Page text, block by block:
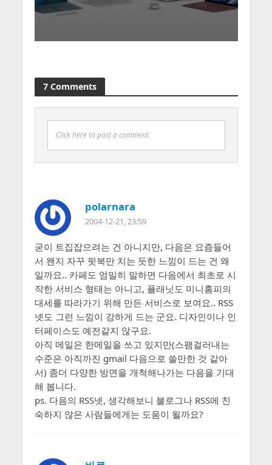
7 Comments
Click here to post a comment
polarnara
2004-12-21, 23:59
굳이 트집잡으려는 건 아니지만, 다음은 요즘들어
서 왠지 자꾸 뒷북만 치는 듯한 느낌이 드는 건 왜
일까요.. 카페도 엄밀히 말하면 다음에서 최초로 시
작한 서비스 형태는 아니고, 플래닛도 미니홈피의
대세를 따라가기 위해 만든 서비스로 보여요.. RSS
넷도 그런 느낌이 강하게 드는 군요. 디자인이나 인
터페이스도 예전같지 않구요.
아직 메일은 한메일을 쓰고 있지만(스팸걸러내는
수준은 아직까진 gmail 다음으로 쓸만한 것 같아
서) 좀더 다양한 방면을 개척해나가는 다음을 기대
해 봅니다.
ps. 다음의 RSS넷, 생각해보니 블로그나 RSS에 친
숙하지 않은 사람들에게는 도움이 될까요?